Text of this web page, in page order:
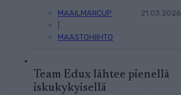
MAAILMANCUP
MAASTOHIIHTO
21.03.2026
Team Edux lähtee pienellä
iskukykyisellä